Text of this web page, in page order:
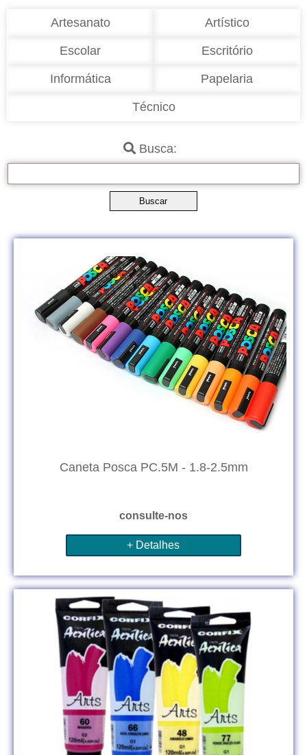
Artesanato Artístico
Escolar Escritório
Informática Papelaria
Técnico
Busca:
Caneta Posca PC.5M - 1.8-2.5mm
consulte-nos
+ Detalhes